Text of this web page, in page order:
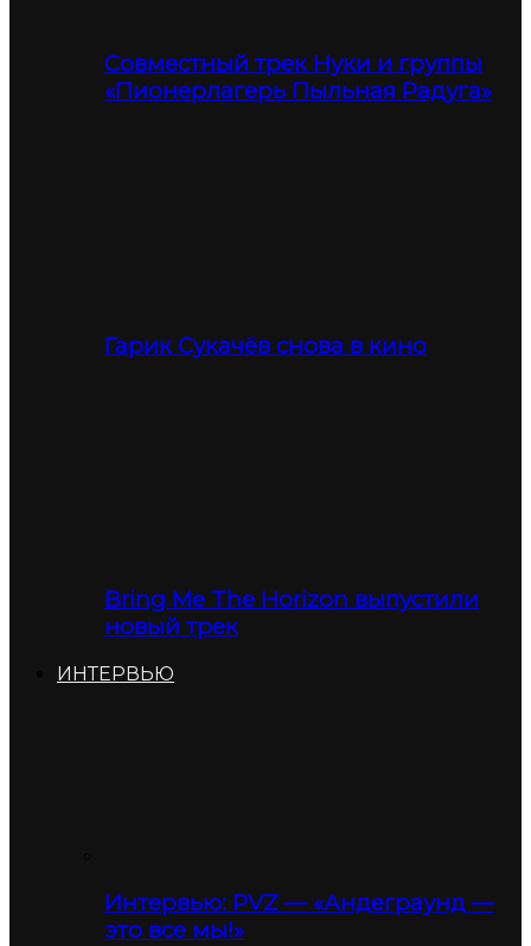
Совместный трек Нуки и группы
«Пионерлагерь Пыльная Радуга»
Гарик Сукачёв снова в кино
Bring Me The Horizon выпустили
новый трек
ИНТЕРВЬЮ
Интервью: PVZ — «Андеграунд —
это все мы!»